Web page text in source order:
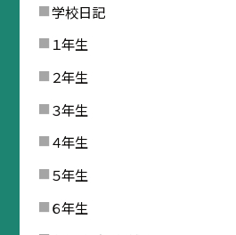
学校日記
１年生
２年生
３年生
４年生
５年生
６年生